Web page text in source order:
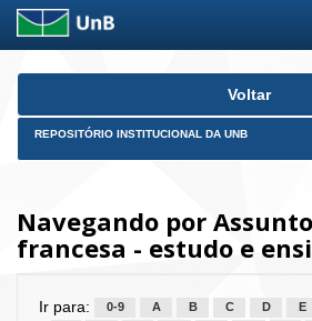
Skip
Voltar
REPOSITÓRIO INSTITUCIONAL DA UNB
Navegando por
francesa - estudo e
Ir para: 0-9 A B C D E